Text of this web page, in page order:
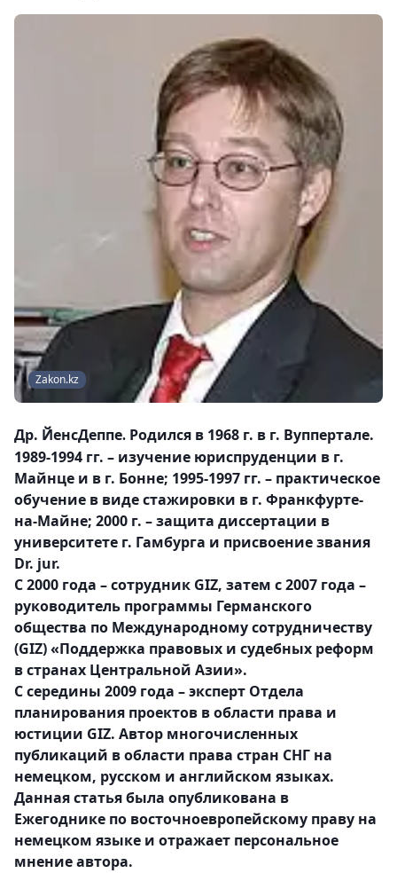
Zakon.kz
Др. ЙенсДеппе. Родился в 1968 г. в г. Вуппертале.
1989-1994 гг. – изучение юриспруденции в г.
Майнце и в г. Бонне; 1995-1997 гг. – практическое
обучение в виде стажировки в г. Франкфурте-
на-Майне; 2000 г. – защита диссертации в
университете г. Гамбурга и присвоение звания
Dr. jur.
С 2000 года – сотрудник GIZ, затем с 2007 года –
руководитель программы Германского
общества по Международному сотрудничеству
(GIZ) «Поддержка правовых и судебных реформ
в странах Центральной Азии».
С середины 2009 года – эксперт Отдела
планирования проектов в области права и
юстиции GIZ. Автор многочисленных
публикаций в области права стран СНГ на
немецком, русском и английском языках.
Данная статья была опубликована в
Ежегоднике по восточноевропейскому праву на
немецком языке и отражает персональное
мнение автора.